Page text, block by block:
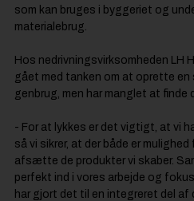
som kan bruges i byggeriet og
materialebrug.
Hos nedrivningsvirksomheden LH
gået med tanken om at oprette
genbrug, men har manglet at finde
- For at lykkes er det vigtigt, at vi
så vi sikrer, at der både er
afsætte de produkter vi skaber.
perfekt ind i vores arbejde og
har gjort det til en integreret del af